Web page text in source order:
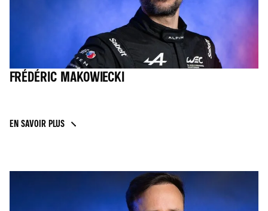
FRÉDÉRIC MAKOWIECKI
EN SAVOIR PLUS